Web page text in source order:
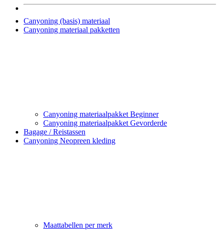
Canyoning (basis) materiaal
Canyoning materiaal pakketten
Canyoning materiaalpakket Beginner
Canyoning materiaalpakket Gevorderde
Bagage / Reistassen
Canyoning Neopreen kleding
Maattabellen per merk